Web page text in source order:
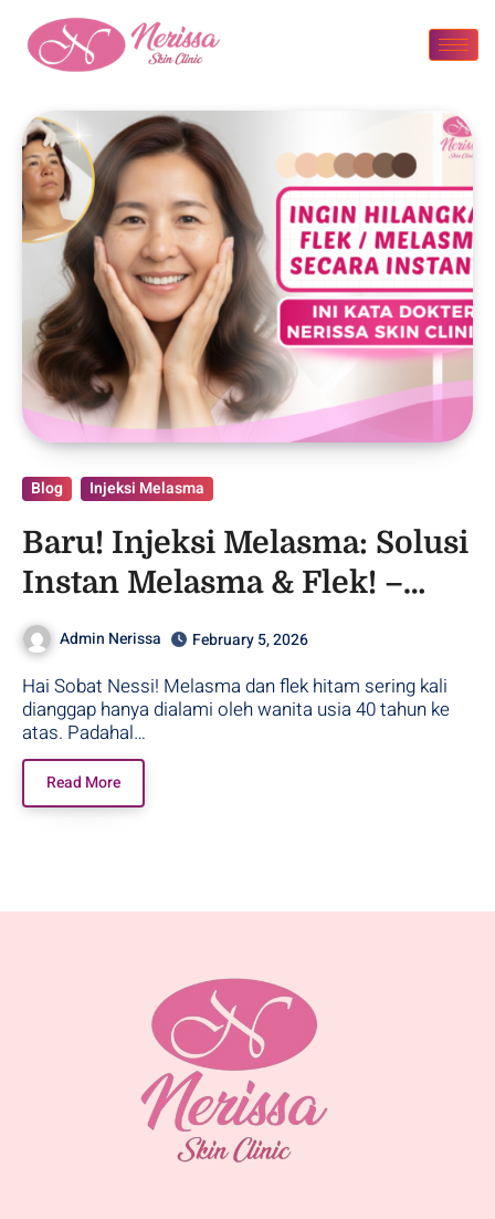
Blog Injeksi Melasma
Baru! Injeksi Melasma: Solusi
Instan Melasma & Flek! –
Purwodadi
Admin Nerissa February 5, 2026
Hai Sobat Nessi! Melasma dan flek hitam sering kali
dianggap hanya dialami oleh wanita usia 40 tahun ke
atas. Padahal…
Read More